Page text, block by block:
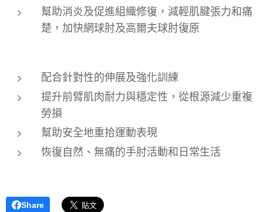
幫助消炎及促進組織修復，減輕肌腱張力和痛
楚，加快網球肘及高爾夫球肘復原
配合針對性的伸展及強化訓練
提升前臂肌肉耐力與穩定性，從根源減少重複
勞損
幫助安全地重拾運動表現
恢復自然、無痛的手肘活動和日常生活
Share